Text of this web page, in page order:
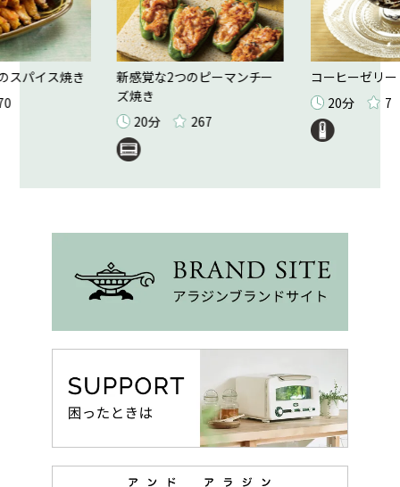
スパイス焼き
新感覚な2つのピーマンチー
ズ焼き
20分
267
コーヒーゼリー
20分
7